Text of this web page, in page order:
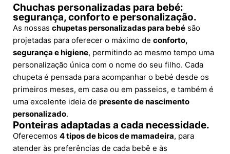
Chuchas personalizadas para bebé:
segurança, conforto e personalização.
As nossas chupetas personalizadas para bebé são
projetadas para oferecer o máximo de conforto,
segurança e higiene, permitindo ao mesmo tempo uma
personalização única com o nome do seu filho. Cada
chupeta é pensada para acompanhar o bebé desde os
primeiros meses, em casa ou em passeios, e também é
uma excelente ideia de presente de nascimento
personalizado.
Ponteiras adaptadas a cada necessidade.
Oferecemos 4 tipos de bicos de mamadeira, para
atender às preferências de cada bebê e às